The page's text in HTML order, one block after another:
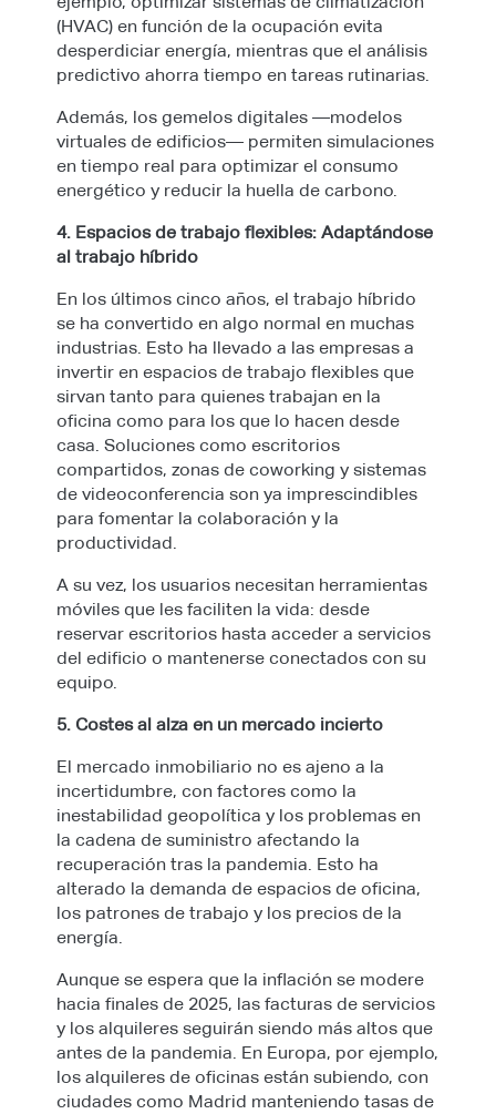
(HVAC) en función de la ocupación evita
desperdiciar energía, mientras que el análisis
predictivo ahorra tiempo en tareas rutinarias.
Además, los gemelos digitales —modelos
virtuales de edificios— permiten simulaciones
en tiempo real para optimizar el consumo
energético y reducir la huella de carbono.
4. Espacios de trabajo flexibles: Adaptándose
al trabajo híbrido
En los últimos cinco años, el trabajo híbrido
se ha convertido en algo normal en muchas
industrias. Esto ha llevado a las empresas a
invertir en espacios de trabajo flexibles que
sirvan tanto para quienes trabajan en la
oficina como para los que lo hacen desde
casa. Soluciones como escritorios
compartidos, zonas de coworking y sistemas
de videoconferencia son ya imprescindibles
para fomentar la colaboración y la
productividad.
A su vez, los usuarios necesitan herramientas
móviles que les faciliten la vida: desde
reservar escritorios hasta acceder a servicios
del edificio o mantenerse conectados con su
equipo.
5. Costes al alza en un mercado incierto
El mercado inmobiliario no es ajeno a la
incertidumbre, con factores como la
inestabilidad geopolítica y los problemas en
la cadena de suministro afectando la
recuperación tras la pandemia. Esto ha
alterado la demanda de espacios de oficina,
los patrones de trabajo y los precios de la
energía.
Aunque se espera que la inflación se modere
hacia finales de 2025, las facturas de servicios
y los alquileres seguirán siendo más altos que
antes de la pandemia. En Europa, por ejemplo,
los alquileres de oficinas están subiendo, con
ciudades como Madrid manteniendo tasas de